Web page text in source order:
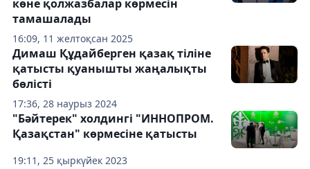
16:09, 11 желтоқсан 2025
көне қолжазбалар көрмесін
тамашалады
17:36, 28 наурыз 2024
Димаш Құдайберген қазақ тіліне
қатысты қуанышты жаңалықты
бөлісті
19:11, 25 қыркүйек 2023
"Бәйтерек" холдингі "ИННОПРОМ.
Қазақстан" көрмесіне қатысты